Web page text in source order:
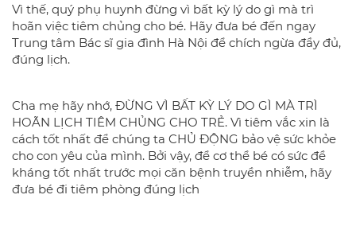
Vì thế, quý phụ huynh đừng vì bất kỳ lý do gì mà trì
hoãn việc tiêm chủng cho bé. Hãy đưa bé đến ngay
Trung tâm Bác sĩ gia đình Hà Nội để chích ngừa đầy đủ,
đúng lịch.
Cha mẹ hãy nhớ, ĐỪNG VÌ BẤT KỲ LÝ DO GÌ MÀ TRÌ
HOÃN LỊCH TIÊM CHỦNG CHO TRẺ. Vì tiêm vắc xin là
cách tốt nhất để chúng ta CHỦ ĐỘNG bảo vệ sức khỏe
cho con yêu của mình. Bởi vậy, để cơ thể bé có sức đề
kháng tốt nhất trước mọi căn bệnh truyền nhiễm, hãy
đưa bé đi tiêm phòng đúng lịch